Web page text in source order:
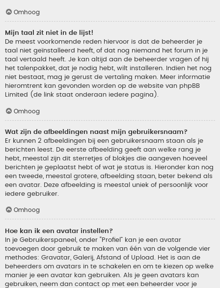
Omhoog
Mijn taal zit niet in de lijst!
De meest voorkomende reden hiervoor is dat de beheerder je
taal niet geïnstalleerd heeft, of dat nog niemand het forum in je
taal vertaald heeft. Je kan altijd aan de beheerder vragen of hij
het talenpakket, dat je nodig hebt, wilt installeren. Indien het nog
niet bestaat, mag je gerust de vertaling maken. Meer informatie
hieromtrent kan gevonden worden op de website van phpBB
Limited (de link staat onderaan iedere pagina).
Omhoog
Wat zijn de afbeeldingen naast mijn gebruikersnaam?
Er kunnen 2 afbeeldingen bij een gebruikersnaam staan als je
berichten leest. De eerste afbeelding geeft aan welke rang je
hebt, meestal zijn dit sterretjes of blokjes die aangeven hoeveel
berichten je geplaatst hebt of wat je status is. Hieronder kan nog
een tweede, meestal grotere, afbeelding staan, beter bekend als
een avatar. Deze afbeelding is meestal uniek of persoonlijk voor
iedere gebruiker.
Omhoog
Hoe kan ik een avatar instellen?
In je Gebruikerspaneel, onder “Profiel” kan je een avatar
toevoegen door gebruik te maken van één van de volgende vier
methodes: Gravatar, Galerij, Afstand of Upload. Het is aan de
beheerders om avatars in te schakelen en om te kiezen op welke
manier je een avatar kan gebruiken. Als je geen avatars kan
gebruiken, neem dan contact op met een beheerder voor je